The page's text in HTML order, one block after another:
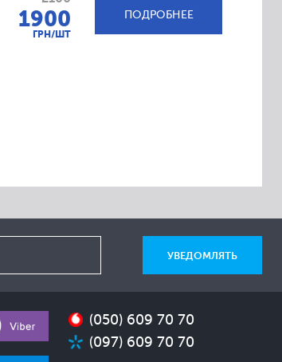
1900
ГРН/ШТ
ПОДРОБНЕЕ
(050) 609 70 70
(097) 609 70 70